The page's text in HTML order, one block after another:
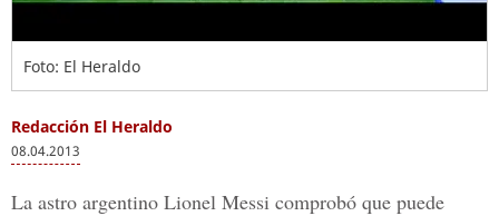
Foto: El Heraldo
Redacción El Heraldo
08.04.2013
La astro argentino Lionel Messi comprobó que puede